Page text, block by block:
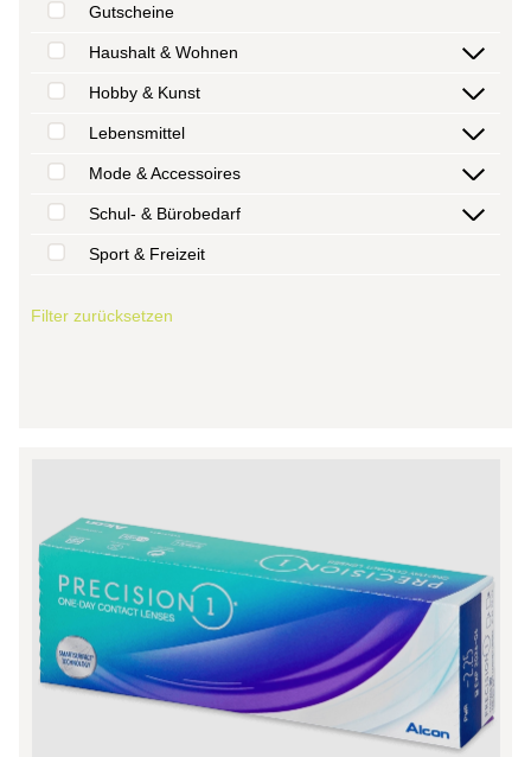
Gutscheine
Haushalt & Wohnen
Hobby & Kunst
Lebensmittel
Mode & Accessoires
Schul- & Bürobedarf
Sport & Freizeit
Filter zurücksetzen